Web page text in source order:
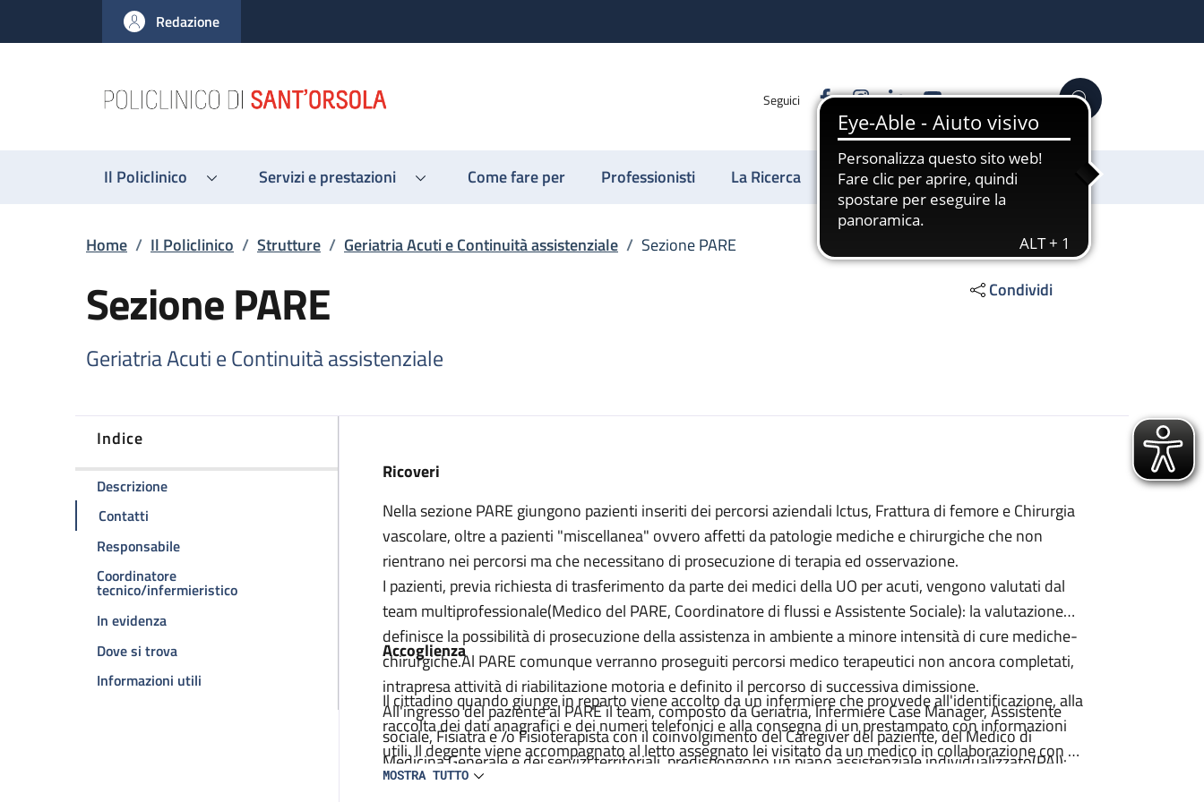
al contenuto principale
to footer content
Redazione
Seguici FacebookInstagram
LinkedinYouTube Cerca
Il Policlinico Servizi e prestazioni Come fare per Professionisti La Ricerca Sostienici
Briciole di pane
Home / Il Policlinico / Strutture / Geriatria Acuti e Continuità assistenziale / Sezione PARE
Sezione PARE
Geriatria Acuti e Continuità assistenziale
Condividi
Indice
Descrizionedella pagina Sezione PARE
Contatti
Responsabiledella pagina Sezione PARE
Coordinatore
tecnico/infermieristicodella pagina Sezione PARE
In evidenzadella pagina Sezione PARE
Dove si trovadella pagina Sezione PARE
Informazioni utili
Descrizione
Ricoveri
Nella sezione PARE giungono pazienti inseriti dei percorsi aziendali lctus, Frattura di femore e Chirurgia
vascolare, oltre a pazienti "miscellanea" ovvero affetti da patologie mediche e chirurgiche che non
rientrano nei percorsi ma che necessitano di prosecuzione di terapia ed osservazione.
I pazienti, previa richiesta di trasferimento da parte dei medici della UO per acuti, vengono valutati dal
team multiprofessionale(Medico del PARE, Coordinatore di flussi e Assistente Sociale): la valutazione
definisce la possibilità di prosecuzione della assistenza in ambiente a minore intensità di cure mediche-
chirurgiche.Al PARE comunque verranno proseguiti percorsi medico terapeutici non ancora completati,
intrapresa attività di riabilitazione motoria e definito il percorso di successiva dimissione.
All'ingresso del paziente al PARE il team, composto da Geriatria, lnfermiere Case Manager, Assistente
sociale, Fisiatra e /o Fisioterapista con il coinvolgimento del Caregiver del paziente, del Medico di
Medicina Generale e dei servizi territoriali, predispongono un piano assistenziale individualizzato(PAI):
questo piano che definisce le necessità medico riabilitative durante la degenza puo anche essere via via
Accoglienza
Il cittadino quando giunge in reparto viene accolto da un infermiere che provvede all'identificazione, alla
raccolta dei dati anagrafici e dei numeri telefonici e alla consegna di un prestampato con informazioni
utili. Il degente viene accompagnato al letto assegnato lei visitato da un medico in collaborazione con un
infermiere. Viene compilata la carlella clinica ed infermieristica dove viene delineato il percorso
MOSTRA TUTTO